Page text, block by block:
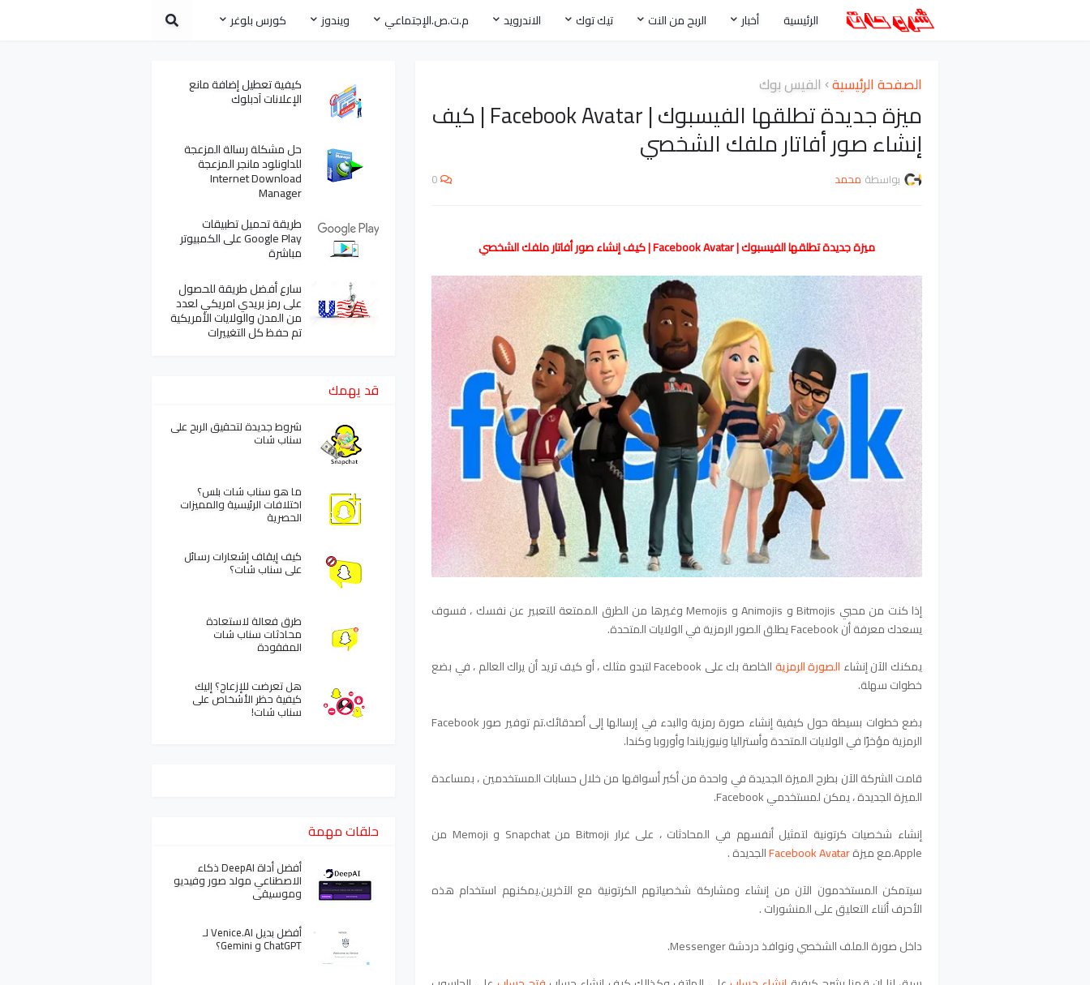
الرئيسية أخبار الربح من النت تيك توك الاندرويد م.ت.ص.الإجتماعي ويندوز كورس بلوغر
الصفحة الرئيسية الفيس بوك
ميزة جديدة تطلقها الفيسبوك | Facebook Avatar | كيف
إنشاء صور أفاتار ملفك الشخصي
بواسطة محمد 0
ميزة جديدة تطلقها الفيسبوك | Facebook Avatar | كيف إنشاء صور أفاتار ملفك الشخصي
إذا كنت من محبي Bitmojis و Animojis و Memojis وغيرها من الطرق الممتعة للتعبير عن نفسك ، فسوف
يسعدك معرفة أن Facebook يطلق الصور الرمزية في الولايات المتحدة.
يمكنك الآن إنشاء الصورة الرمزية
الخاصة بك على Facebook لتبدو مثلك ، أو كيف تريد أن يراك العالم ، في بضع
خطوات سهلة.
بضع خطوات بسيطة حول كيفية إنشاء صورة رمزية والبدء في إرسالها إلى أصدقائك.تم توفير صور Facebook
الرمزية مؤخرًا في الولايات المتحدة وأستراليا ونيوزيلندا وأوروبا وكندا.
قامت الشركة الآن بطرح الميزة الجديدة في واحدة من أكبر أسواقها من خلال حسابات المستخدمين ، بمساعدة
الميزة الجديدة ، يمكن لمستخدمي Facebook.
إنشاء شخصيات كرتونية لتمثيل أنفسهم في المحادثات ، على غرار Bitmoji من Snapchat و Memoji من
Apple.مع ميزةFacebook Avatarالجديدة .
سيتمكن المستخدمون الآن من إنشاء ومشاركة شخصياتهم الكرتونية مع الآخرين.يمكنهم استخدام هذه
الأحرف أثناء التعليق على المنشورات .
داخل صورة الملف الشخصي ونوافذ دردشة Messenger.
كيفية تعطيل إضافة مانع
الإعلانات آدبلوك
حل مشكلة رسالة المزعجة
للداونلود مانجر المزعجة
Internet Download
Manager
طريقة تحميل تطبيقات
Google Play على الكمبيوتر
مباشرة
سارع أفضل طريقة للحصول
على رمز بريدي امريكي لعدد
من المدن والولايات الأمريكية
تم حفظ كل التغييرات
قد يهمك
شروط جديدة لتحقيق الربح على
سناب شات
ما هو سناب شات بلس؟
اختلافات الرئيسية والمميزات
الحصرية
كيف إيقاف إشعارات رسائل
على سناب شات؟
طرق فعالة لاستعادة
محادثات سناب شات
المفقودة
هل تعرضت للإزعاج؟ إليك
كيفية حظر الأشخاص على
سناب شات!
حلقات مهمة
أفضل أداة DeepAI ذكاء
الاصطناعي مولد صور وفيديو
وموسيقى
أفضل بديل Venice.AI لـ
ChatGPT و Gemini؟